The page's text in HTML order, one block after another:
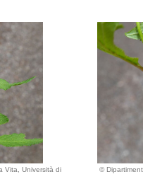
Vita, Università di
©